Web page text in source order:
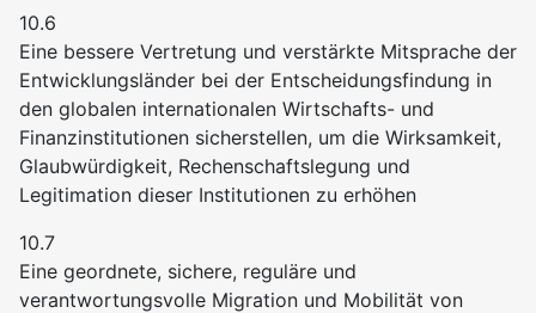
10.6
Eine bessere Vertretung und verstärkte Mitsprache der
Entwicklungsländer bei der Entscheidungsfindung in
den globalen internationalen Wirtschafts- und
Finanzinstitutionen sicherstellen, um die Wirksamkeit,
Glaubwürdigkeit, Rechenschaftslegung und
Legitimation dieser Institutionen zu erhöhen
10.7
Eine geordnete, sichere, reguläre und
verantwortungsvolle Migration und Mobilität von